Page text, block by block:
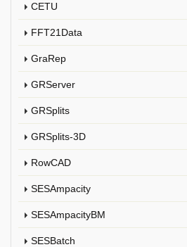
CETU
FFT21Data
GraRep
GRServer
GRSplits
GRSplits-3D
RowCAD
SESAmpacity
SESAmpacityBM
SESBatch